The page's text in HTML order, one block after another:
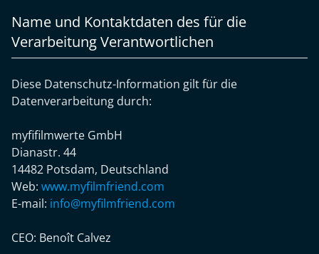
Name und Kontaktdaten des für die
Verarbeitung Verantwortlichen
Diese Datenschutz-Information gilt für die
Datenverarbeitung durch:
myfifilmwerte GmbH
Dianastr. 44
14482 Potsdam, Deutschland
Web: www.myfilmfriend.com
E-mail: info@myfilmfriend.com
CEO: Benoît Calvez